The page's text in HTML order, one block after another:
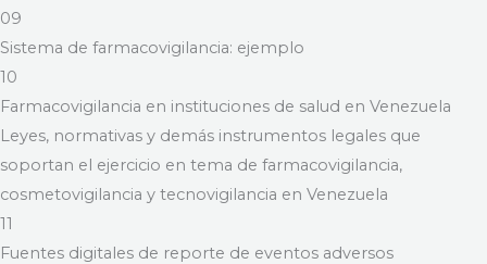
09
Sistema de farmacovigilancia: ejemplo
10
Farmacovigilancia en instituciones de salud en Venezuela
Leyes, normativas y demás instrumentos legales que
soportan el ejercicio en tema de farmacovigilancia,
cosmetovigilancia y tecnovigilancia en Venezuela
11
Fuentes digitales de reporte de eventos adversos